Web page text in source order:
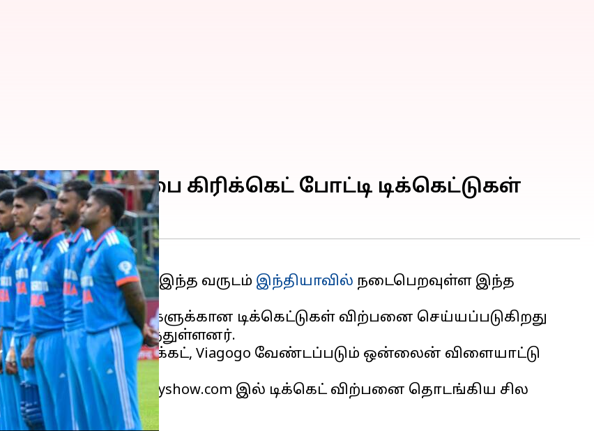
கிரிக்கெட் போட்டி டிக்கெட்டுகள்
தொடங்கவுள்ளன. இந்த வருடம் இந்தியாவில் நடைபெறவுள்ள இந்த
முக்கிய போட்டிகளுக்கான டிக்கெட்டுகள் விற்பனை செய்யப்படுகிறது
அதிர்ச்சியடைந்துள்ளனர்.
வெஸ்ட் பே டிக்கட், Viagogo வேண்டப்படும் ஒன்லைன் விளையாட்டு
பார்ட்னரான Bookmyshow.com இல் டிக்கெட் விற்பனை தொடங்கிய சில